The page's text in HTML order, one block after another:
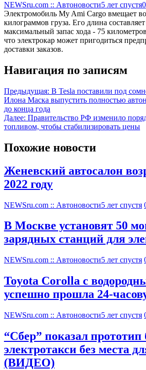
NEWSru.com :: Автоновости5 лет спустя0
Электромобиль My Ami Cargo вмещает
килограммов груза. Его длина
максимальный запас хода - 75
что электрокар может пригодиться
доставки заказов.
Навигация по записям
Предыдущая: В Tesla поставили под
Илона Маска выпустить полностью
до конца года
Далее: Правительство РФ изменило
топливом, чтобы стабилизировать цены
Похожие новости
Женевский автосалон
2022 году
NEWSru.com :: Автоновости5 лет спустя
В Москве установят 50
зарядных станций для
NEWSru.com :: Автоновости5 лет спустя
Toyota Corolla с
успешно прошла 24-
NEWSru.com :: Автоновости5 лет спустя
“Сбер” показал прототип
электротакси без места
(ВИДЕО)